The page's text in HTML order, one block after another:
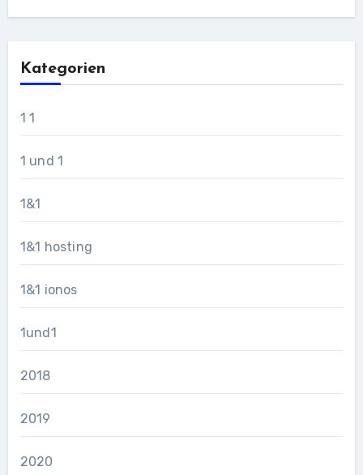
Kategorien
1 1
1 und 1
1&1
1&1 hosting
1&1 ionos
1und1
2018
2019
2020